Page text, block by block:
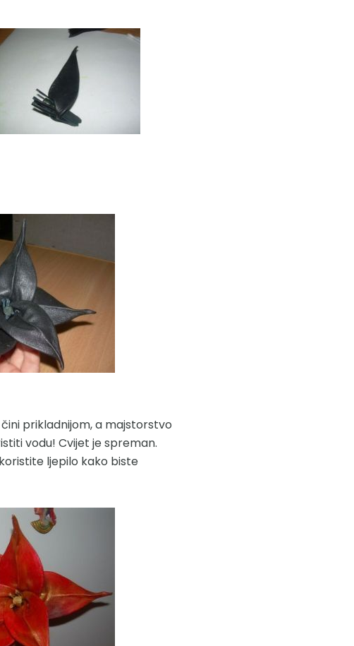
prikladnijom, a majstorstvo
vodu! Cvijet je spreman.
ljepilo kako biste